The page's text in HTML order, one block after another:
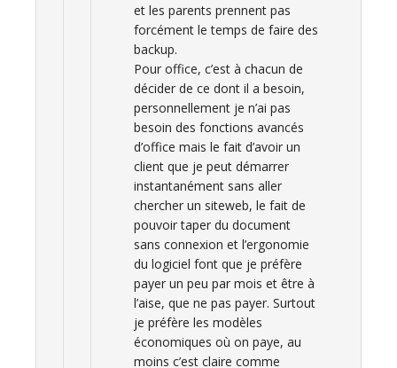
et les parents prennent pas
forcément le temps de faire des
backup.
Pour office, c’est à chacun de
décider de ce dont il a besoin,
personnellement je n’ai pas
besoin des fonctions avancés
d’office mais le fait d’avoir un
client que je peut démarrer
instantanément sans aller
chercher un siteweb, le fait de
pouvoir taper du document
sans connexion et l’ergonomie
du logiciel font que je préfère
payer un peu par mois et être à
l’aise, que ne pas payer. Surtout
je préfère les modèles
économiques où on paye, au
moins c’est claire comme